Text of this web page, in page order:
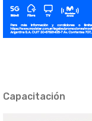
Capacitación